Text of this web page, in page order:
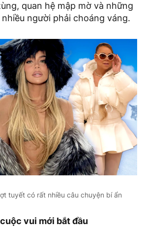
quan hệ mập mờ và những
người phải choáng váng.
tuyết có rất nhiều câu chuyện bí ẩn
vui mới bắt đầu